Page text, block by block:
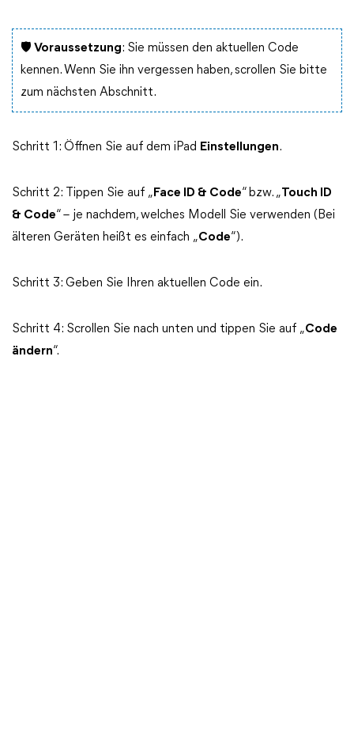
🛡️ Voraussetzung: Sie müssen den aktuellen Code
kennen. Wenn Sie ihn vergessen haben, scrollen Sie bitte
zum nächsten Abschnitt.
Schritt 1: Öffnen Sie auf dem iPad Einstellungen.
Schritt 2: Tippen Sie auf „ Face ID & Code“ bzw. „Touch ID
& Code“ – je nachdem, welches Modell Sie verwenden (Bei
älteren Geräten heißt es einfach „Code“).
Schritt 3: Geben Sie Ihren aktuellen Code ein.
Schritt 4: Scrollen Sie nach unten und tippen Sie auf „Code
ändern“.